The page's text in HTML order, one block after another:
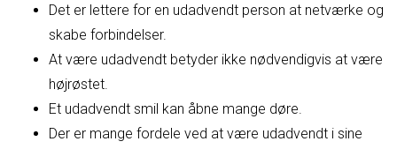
Det er lettere for en udadvendt person at netværke og
skabe forbindelser.
At være udadvendt betyder ikke nødvendigvis at være
højrøstet.
Et udadvendt smil kan åbne mange døre.
Der er mange fordele ved at være udadvendt i sine